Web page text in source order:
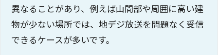
異なることがあり、例えば山間部や周囲に高い建
物が少ない場所では、地デジ放送を問題なく受信
できるケースが多いです。